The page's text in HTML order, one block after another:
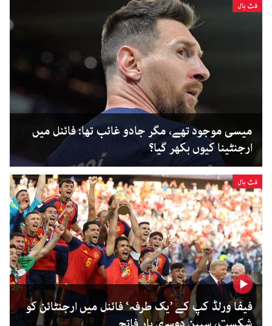
فٹ بال
میسی موجود تھے، مگر جادو غائب تھا: فائنل میں
ارجنٹینا کیوں بکھر گیا؟
فٹ بال
فیفا ورلڈ کپ کے ’یک طرفہ‘ فائنل میں ارجنٹائن کو